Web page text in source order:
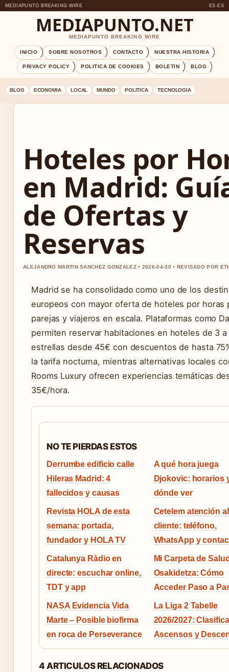
MEDIAPUNTO BREAKING WIRE ES-ES
MEDIAPUNTO.NET
MEDIAPUNTO BREAKING WIRE
INICIO SOBRE NOSOTROS CONTACTO NUESTRA HISTORIA
PRIVACY POLICY POLITICA DE COOKIES BOLETIN BLOG
BLOG ECONOMIA LOCAL MUNDO POLITICA TECNOLOGIA
Hoteles por
en Madrid:
de Ofertas y
Reservas
ALEJANDRO MARTIN SANCHEZ GONZALEZ • 2026-04-30 • REVISADO POR
Madrid se ha consolidado como uno de los
europeos con mayor oferta de hoteles por horas
parejas y viajeros en escala. Plataformas como
permiten reservar habitaciones en hoteles de 3 a
estrellas desde 45€ con descuentos de hasta
la tarifa nocturna, mientras alternativas locales
Rooms Luxury ofrecen experiencias temáticas
35€/hora.
NO TE PIERDAS ESTOS
Derrumbe edificio calle
Hileras Madrid: 4
fallecidos y causas
A qué hora juega
Djokovic: horarios
dónde ver
Revista HOLA de esta
semana: portada,
fundador y HOLA TV
Cetelem atención al
cliente: teléfono,
WhatsApp y
Catalunya Ràdio en
directe: escuchar online,
TDT y app
Mi Carpeta de
Osakidetza: Cómo
Acceder Paso a
NASA Evidencia Vida
Marte – Posible biofirma
en roca de Perseverance
La Liga 2 Tabelle
2026/2027:
Ascensos y
4 ARTICULOS RELACIONADOS